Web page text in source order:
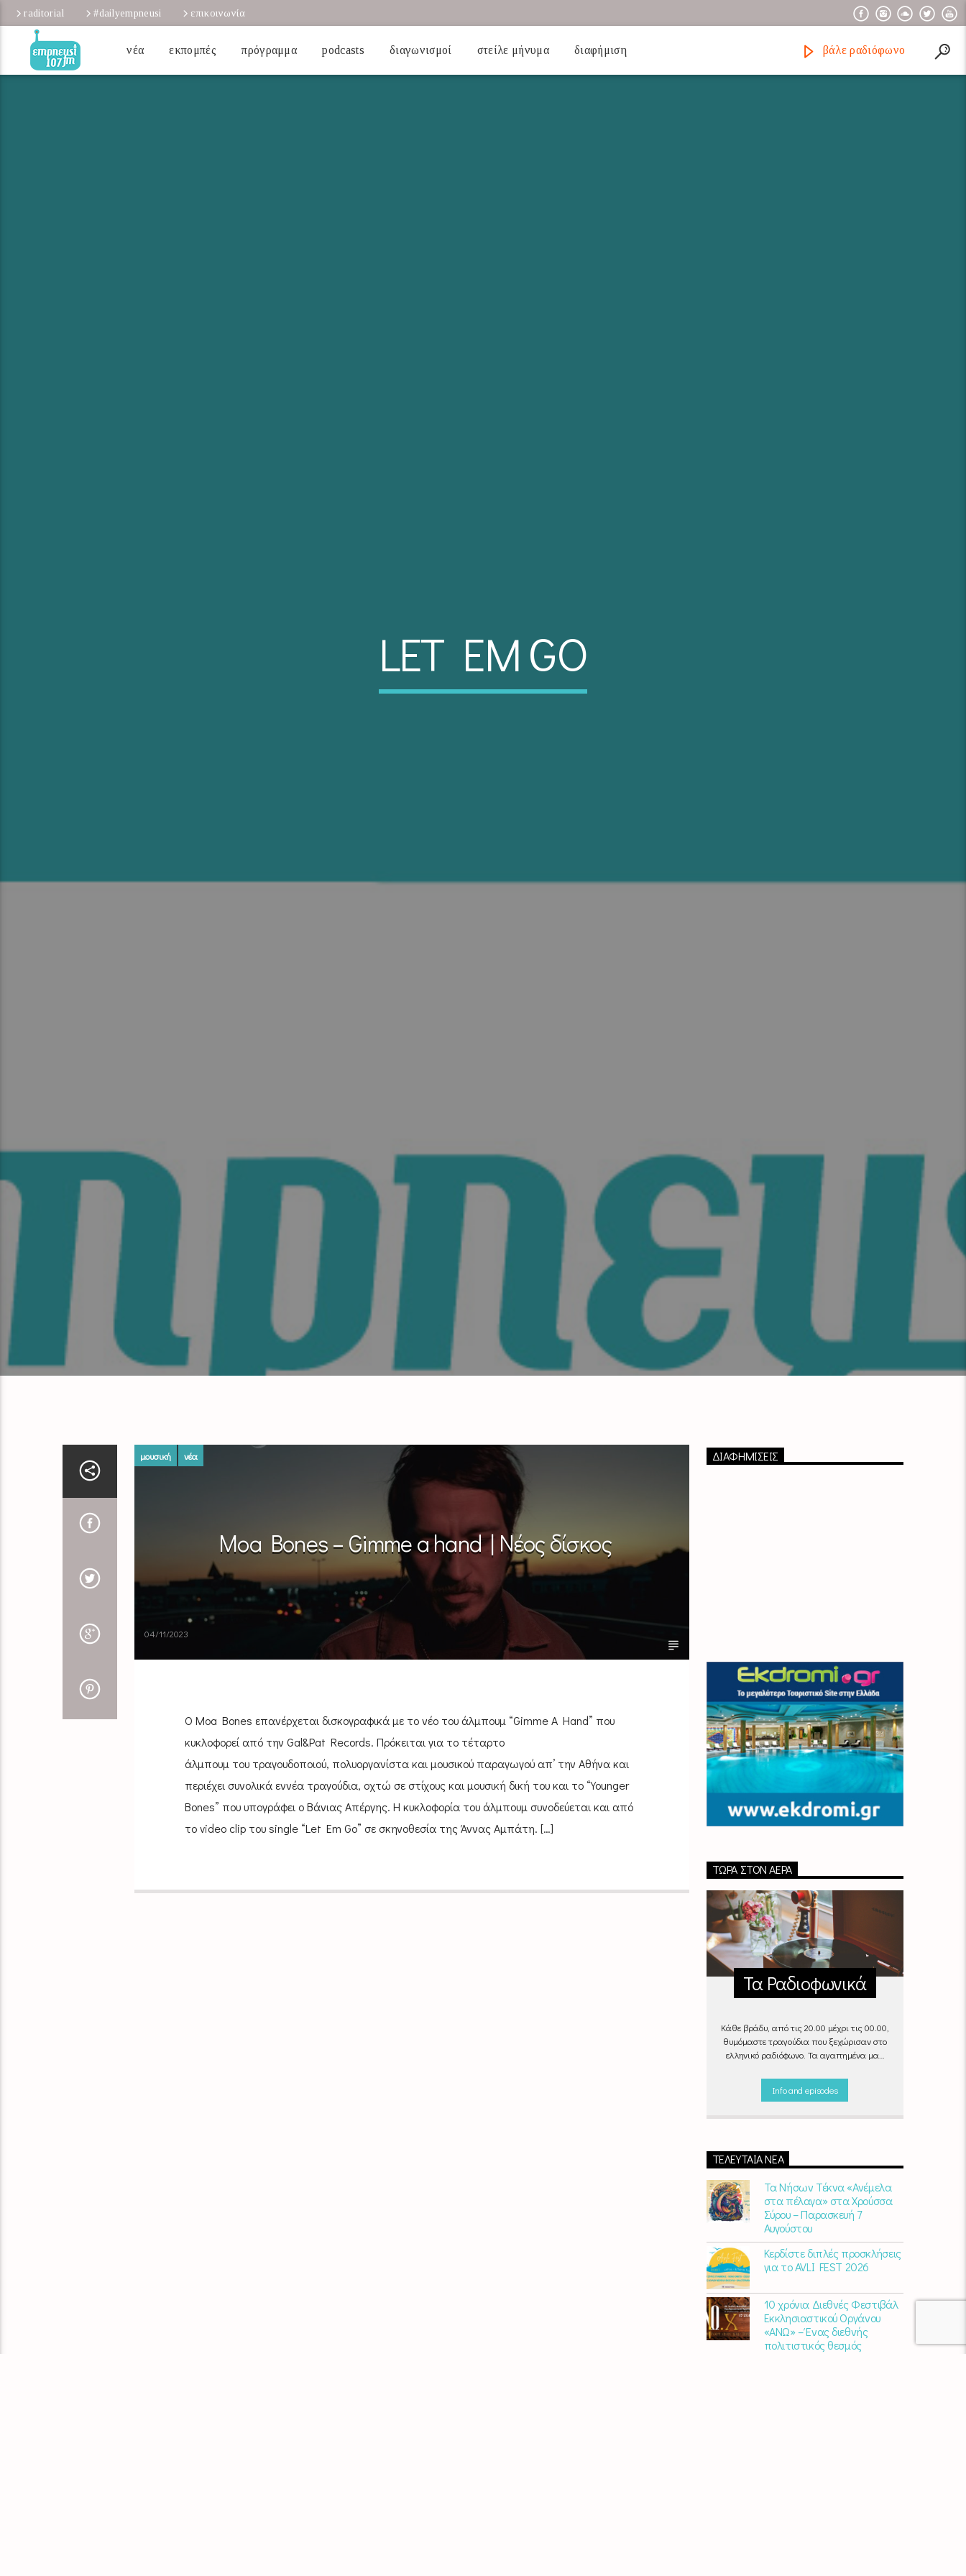
raditorial #dailyempneusi επικοινωνία
νέα εκπομπές πρόγραμμα podcasts διαγωνισμοί στείλε μήνυμα διαφήμιση βάλε ραδιόφωνο
LET EM GO
μουσική νέα
Moa Bones – Gimme a hand | Νέος δίσκος
04/11/2023
Ο Moa Bones επανέρχεται δισκογραφικά με το νέο του άλμπουμ “Gimme A Hand” που
κυκλοφορεί από την Gal&Pat Records. Πρόκειται για το τέταρτο
άλμπουμ του τραγουδοποιού, πολυοργανίστα και μουσικού παραγωγού απ’ την Αθήνα και
περιέχει συνολικά εννέα τραγούδια, οχτώ σε στίχους και μουσική δική του και το “Younger
Bones” που υπογράφει ο Βάνιας Απέργης. H κυκλοφορία του άλμπουμ συνοδεύεται και από
το video clip του single “Let Em Go” σε σκηνοθεσία της Άννας Αμπάτη. […]
ΔΙΑΦΗΜΙΣΕΙΣ
ΤΏΡΑ ΣΤΟΝ ΑΈΡΑ
Τα Ραδιοφωνικά
Κάθε βράδυ, από τις 20.00 μέχρι τις 00.00,
θυμόμαστε τραγούδια που ξεχώρισαν στο
ελληνικό ραδιόφωνο. Τα αγαπημένα μας
Που ξέρεις, μπορεί και το δικό σου
αγαπημένο τραγούδι να βρίσκεται μέσα σ’
00:00στονEmpneusi 107 FM.
Info and episodes
ΤΕΛΕΥΤΑΊΑ ΝΈΑ
Τα Νήσων Τέκνα «Ανέμελα
στα πέλαγα» στα Χρούσσα
Σύρου – Παρασκευή 7
Αυγούστου
Κερδίστε διπλές προσκλήσεις
για το AVLI FEST 2026
10 χρόνια Διεθνές Φεστιβάλ
Εκκλησιαστικού Οργάνου
«ΑΝΩ» – Ένας διεθνής
πολιτιστικός θεσμός